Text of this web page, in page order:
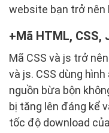
website bạn trở nên
Mã HTML,
Mã CSS và js trở
và js. CSS dùng
nguồn bừa bộn
bị tăng lên đáng kể
tốc độ download